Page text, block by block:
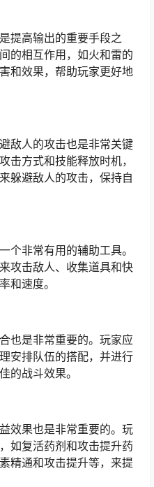
提高输出的重要手段之
的相互作用，如火和雷的
和效果，帮助玩家更好地
敌人的攻击也是非常关键
击方式和技能释放时机，
躲避敌人的攻击，保持自
个非常有用的辅助工具。
攻击敌人、收集道具和快
和速度。
也是非常重要的。玩家应
安排队伍的搭配，并进行
的战斗效果。
效果也是非常重要的。玩
如复活药剂和攻击提升药
精通和攻击提升等，来提